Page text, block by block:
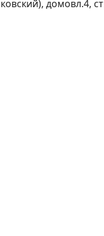
домовл.4,